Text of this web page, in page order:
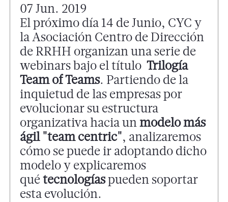
07 Jun. 2019
El próximo día 14 de Junio, CYC y
la Asociación Centro de Dirección
de RRHH organizan una serie de
webinars bajo el títuloTrilogía
Team of Teams. Partiendo de la
inquietud de las empresas por
evolucionar su estructura
organizativa hacia unmodelo más
ágil "team centric", analizaremos
cómo se puede ir adoptando dicho
modelo y explicaremos
quétecnologíaspueden soportar
esta evolución.